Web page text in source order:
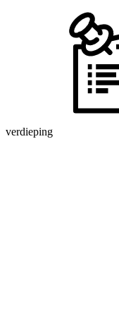
verdieping